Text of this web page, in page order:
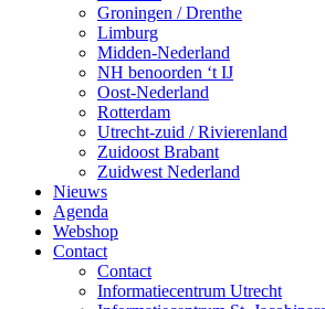
Groningen / Drenthe
Limburg
Midden-Nederland
NH benoorden ‘t IJ
Oost-Nederland
Rotterdam
Utrecht-zuid / Rivierenland
Zuidoost Brabant
Zuidwest Nederland
Nieuws
Agenda
Webshop
Contact
Contact
Informatiecentrum Utrecht